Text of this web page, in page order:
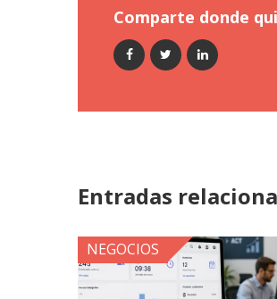
Comparte donde
Entradas
NEGOCIOS